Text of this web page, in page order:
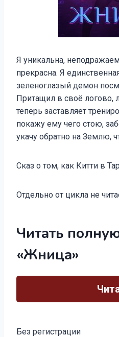
Я уникальна,
прекрасна. Я
зеленоглазый демон
Притащил в своё логово,
теперь заставляет
покажу ему чего стою,
укачу обратно на Землю,
Сказ о том, как Китти в
Отдельно от цикла не
Читать
«Жница»
Без регистрации